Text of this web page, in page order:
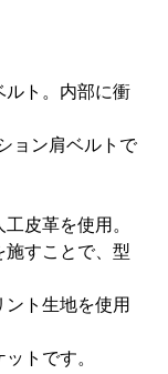
ルト。内部に衝
ョン肩ベルトで
皮革を使用。
施すことで、型
ト生地を使用
トです。